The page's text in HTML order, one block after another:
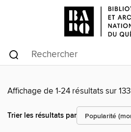
Affichage de 1-24 résultats sur 133
Trier les résultats par